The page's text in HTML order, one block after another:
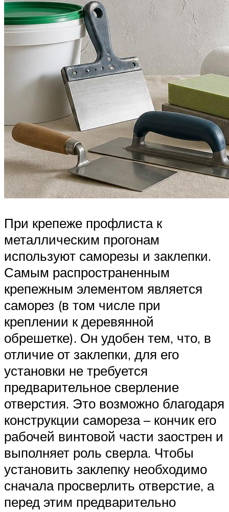
При крепеже профлиста к
металлическим прогонам
используют саморезы и заклепки.
Самым распространенным
крепежным элементом является
саморез (в том числе при
креплении к деревянной
обрешетке). Он удобен тем, что, в
отличие от заклепки, для его
установки не требуется
предварительное сверление
отверстия. Это возможно благодаря
конструкции самореза – кончик его
рабочей винтовой части заострен и
выполняет роль сверла. Чтобы
установить заклепку необходимо
сначала просверлить отверстие, а
перед этим предварительно